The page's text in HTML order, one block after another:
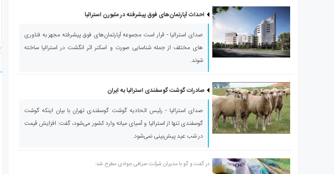
احداث آپارتمان‌های فوق پیشرفته در ملبورن استرالیا
صدای استرالیا - قرار است مجموعه آپارتمان‌های فوق پیشرفته مجهز به فناوری
های مختلف از جمله شناسایی صورت و اسکنر اثر انگشت در استرالیا ساخته
شوند.
صادرات گوشت گوسفندی استرالیا به ایران
صدای استرالیا - رئیس اتحادیه گوشت گوسفندی تهران با بیان اینکه گوشت
گوسفندی تنها از استرالیا و آسیای میانه وارد کشور می‌شود، گفت: افزایش قیمت
در شب عید پیش‌بینی نمی‌شود.
در گفت و گو با مدیران شرکت صرافی جوادی مطرح شد: